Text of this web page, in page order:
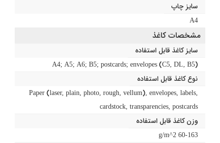
سایز چاپ
A4
مشخصات کاغذ
سایز کاغذ قابل استفاده
(A4; A5; A6; B5; postcards; envelopes (C5, DL, B5
نوع کاغذ قابل استفاده
Paper (laser, plain, photo, rough, vellum), envelopes, labels,
cardstock, transparencies, postcards
وزن کاغذ قابل استفاده
60-163 g/m^2